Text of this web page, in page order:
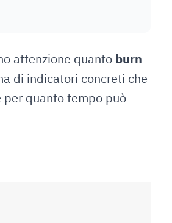
attenzione quanto burn
di indicatori concreti che
quanto tempo può